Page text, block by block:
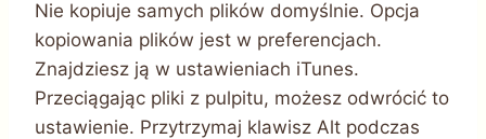
Nie kopiuje samych plików domyślnie. Opcja
kopiowania plików jest w preferencjach.
Znajdziesz ją w ustawieniach iTunes.
Przeciągając pliki z pulpitu, możesz odwrócić to
ustawienie. Przytrzymaj klawisz Alt podczas